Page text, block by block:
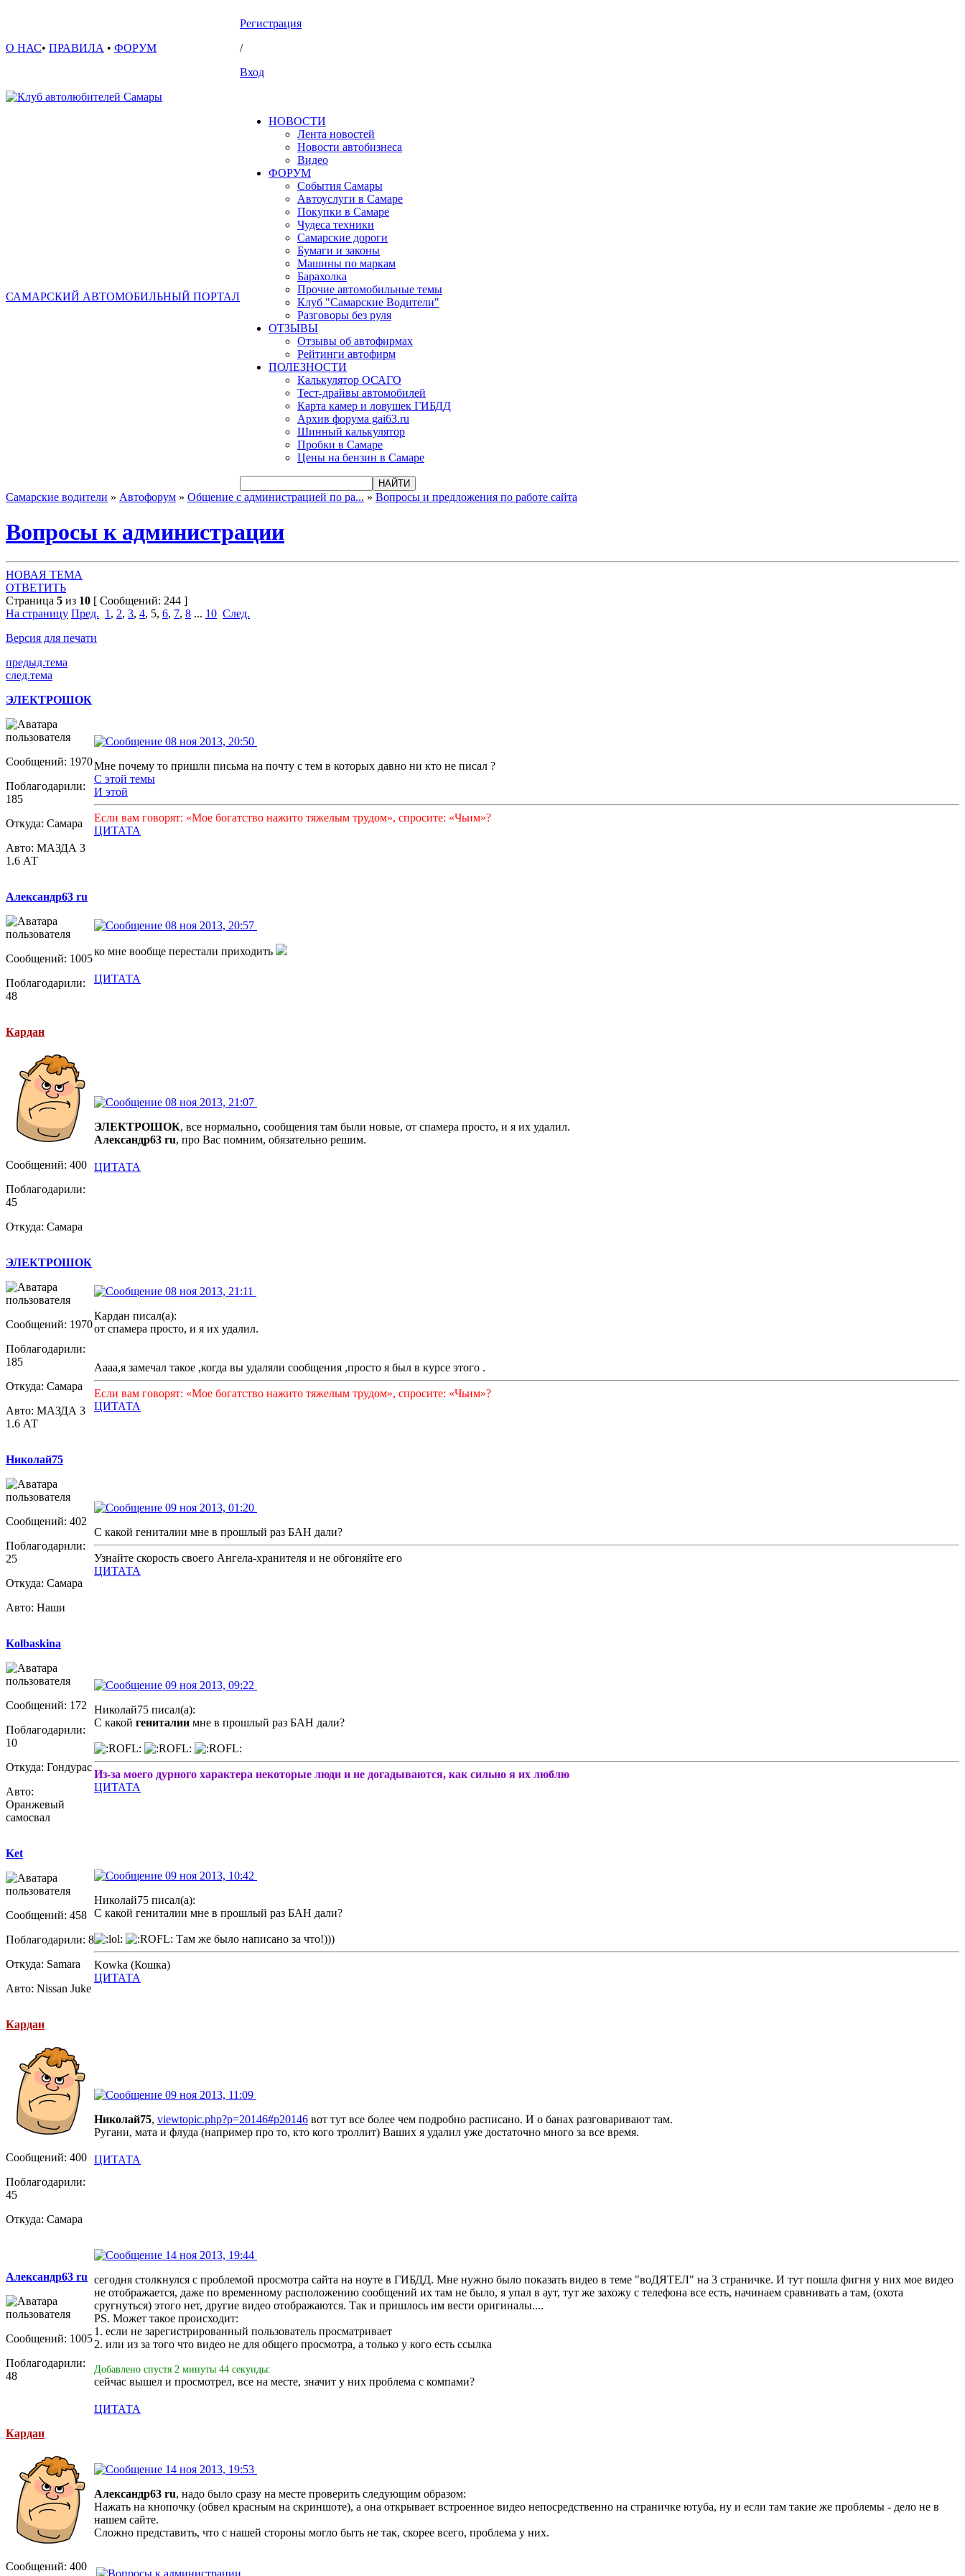
О НАС• ПРАВИЛА • ФОРУМ
Регистрация
/
Вход
САМАРСКИЙ АВТОМОБИЛЬНЫЙ ПОРТАЛ
НОВОСТИ
Лента новостей
Новости автобизнеса
Видео
ФОРУМ
События Самары
Автоуслуги в Самаре
Покупки в Самаре
Чудеса техники
Самарские дороги
Бумаги и законы
Машины по маркам
Барахолка
Прочие автомобильные темы
Клуб "Самарские Водители"
Разговоры без руля
ОТЗЫВЫ
Отзывы об автофирмах
Рейтинги автофирм
ПОЛЕЗНОСТИ
Калькулятор ОСАГО
Тест-драйвы автомобилей
Карта камер и ловушек ГИБДД
Архив форума gai63.ru
Шинный калькулятор
Пробки в Самаре
Цены на бензин в Самаре
Самарские водители » Автофорум » Общение с администрацией по ра... » Вопросы и предложения по работе сайта
Вопросы к администрации
НОВАЯ ТЕМА
ОТВЕТИТЬ
Страница 5 из 10 [ Сообщений: 244 ]
На страницу Пред. 1 , 2, 3, 4, 5, 6, 7, 8 ... 10 След.
Версия для печати
предыд.тема
след.тема
ЭЛЕКТРОШОК
Сообщений: 1970
Поблагодарили:
185
Откуда: Самара
Авто: МАЗДА 3
1.6 АТ
08 ноя 2013, 20:50
Мне почему то пришли письма на почту с тем в которых давно ни кто не писал ?
С этой темы
И этой
Если вам говорят: «Мое богатство нажито тяжелым трудом», спросите: «Чьим»?
ЦИТАТА
Александр63 ru
Сообщений: 1005
Поблагодарили:
48
08 ноя 2013, 20:57
ко мне вообще перестали приходить
ЦИТАТА
Кардан
Сообщений: 400
Поблагодарили:
45
Откуда: Самара
08 ноя 2013, 21:07
ЭЛЕКТРОШОК, все нормально, сообщения там были новые, от спамера просто, и я их удалил.
Александр63 ru, про Вас помним, обязательно решим.
ЦИТАТА
ЭЛЕКТРОШОК
Сообщений: 1970
Поблагодарили:
185
Откуда: Самара
Авто: МАЗДА 3
1.6 АТ
08 ноя 2013, 21:11
Кардан писал(а):
от спамера просто, и я их удалил.
Аааа,я замечал такое ,когда вы удаляли сообщения ,просто я был в курсе этого .
Если вам говорят: «Мое богатство нажито тяжелым трудом», спросите: «Чьим»?
ЦИТАТА
Николай75
Сообщений: 402
Поблагодарили:
25
Откуда: Самара
Авто: Наши
09 ноя 2013, 01:20
С какой гениталии мне в прошлый раз БАН дали?
Узнайте скорость своего Ангела-хранителя и не обгоняйте его
ЦИТАТА
Kolbaskina
Сообщений: 172
Поблагодарили:
10
Откуда: Гондурас
Авто:
Оранжевый
самосвал
09 ноя 2013, 09:22
Николай75 писал(а):
С какой гениталии мне в прошлый раз БАН дали?
Из-за моего дурного характера некоторые люди и не догадываются, как сильно я их люблю
ЦИТАТА
Ket
Сообщений: 458
Поблагодарили: 8
Откуда: Samara
Авто: Nissan Juke
09 ноя 2013, 10:42
Николай75 писал(а):
С какой гениталии мне в прошлый раз БАН дали?
Там же было написано за что!)))
Kowka (Кошка)
ЦИТАТА
Кардан
Сообщений: 400
Поблагодарили:
45
Откуда: Самара
09 ноя 2013, 11:09
Николай75, viewtopic.php?p=20146#p20146 вот тут все более чем подробно расписано. И о банах разговаривают там.
Ругани, мата и флуда (например про то, кто кого троллит) Ваших я удалил уже достаточно много за все время.
ЦИТАТА
Александр63 ru
Сообщений: 1005
Поблагодарили:
48
14 ноя 2013, 19:44
сегодня столкнулся с проблемой просмотра сайта на ноуте в ГИБДД. Мне нужно было показать видео в теме "воДЯТЕЛ" на 3 страничке. И тут пошла фигня у них мое видео
не отображается, даже по временному расположению сообщений их там не было, я упал в аут, тут же захожу с телефона все есть, начинаем сравнивать а там, (охота
сругнуться) этого нет, другие видео отображаются. Так и пришлось им вести оригиналы....
PS. Может такое происходит:
1. если не зарегистрированный пользователь просматривает
2. или из за того что видео не для общего просмотра, а только у кого есть ссылка
Добавлено спустя 2 минуты 44 секунды:
сейчас вышел и просмотрел, все на месте, значит у них проблема с компами?
ЦИТАТА
Кардан
Сообщений: 400
14 ноя 2013, 19:53
Александр63 ru, надо было сразу на месте проверить следующим образом:
Нажать на кнопочку (обвел красным на скриншоте), а она открывает встроенное видео непосредственно на страничке ютуба, ну и если там такие же проблемы - дело не в
нашем сайте.
Сложно представить, что с нашей стороны могло быть не так, скорее всего, проблема у них.